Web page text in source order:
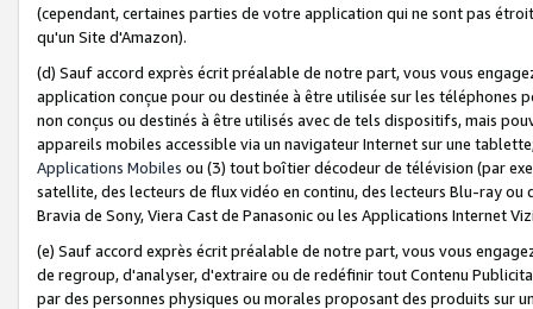
(cependant, certaines parties de votre application qui ne sont pas
qu'un Site d'Amazon).
(d) Sauf accord exprès écrit préalable de notre part, vous vous
application conçue pour ou destinée à être utilisée sur les téléphones
non conçus ou destinés à être utilisés avec de tels dispositifs, mais
appareils mobiles accessible via un navigateur Internet sur une
Applications Mobiles ou (3) tout boîtier décodeur de télévision (par
satellite, des lecteurs de flux vidéo en continu, des lecteurs Blu-ray
Bravia de Sony, Viera Cast de Panasonic ou les Applications Internet
(e) Sauf accord exprès écrit préalable de notre part, vous vous
de regroup, d'analyser, d'extraire ou de redéfinir tout Contenu
par des personnes physiques ou morales proposant des produits sur